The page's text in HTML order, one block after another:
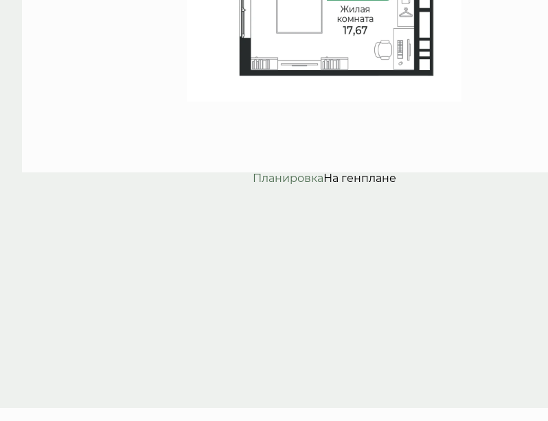
ПланировкаНа генплане